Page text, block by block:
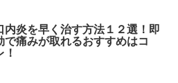
内炎を早く治す方法１２選！即
で痛みが取れるおすすめはコ
！